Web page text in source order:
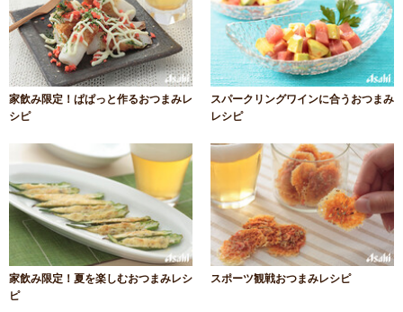
家飲み限定！ぱぱっと作るおつまみレ
シピ
スパークリングワインに合うおつまみ
レシピ
家飲み限定！夏を楽しむおつまみレシ
ピ
スポーツ観戦おつまみレシピ